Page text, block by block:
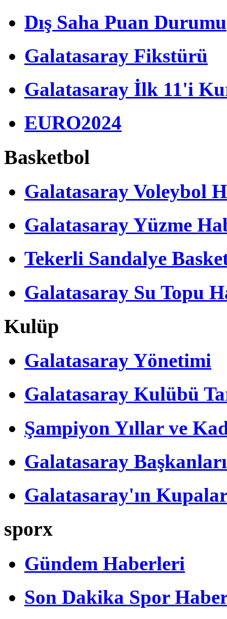
Dış Saha Puan Durumu
Galatasaray Fikstürü
Galatasaray İlk 11'i
EURO2024
Basketbol
Galatasaray Voleybol
Galatasaray Yüzme
Tekerli Sandalye
Galatasaray Su Topu
Kulüp
Galatasaray Yönetimi
Galatasaray Kulübü
Şampiyon Yıllar ve
Galatasaray Başkanları
Galatasaray'ın
sporx
Gündem Haberleri
Son Dakika Spor